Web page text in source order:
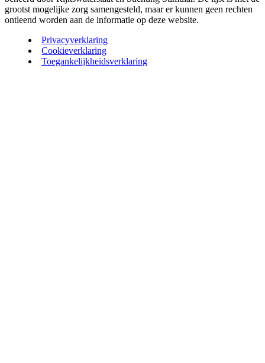
grootst mogelijke zorg samengesteld, maar er kunnen geen rechten
ontleend worden aan de informatie op deze website.
Privacyverklaring
Cookieverklaring
Toegankelijkheidsverklaring